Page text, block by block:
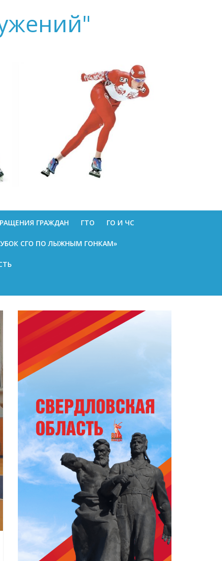
ГРАЖДАН ГТО ГО И ЧС
СГО ПО ЛЫЖНЫМ ГОНКАМ»